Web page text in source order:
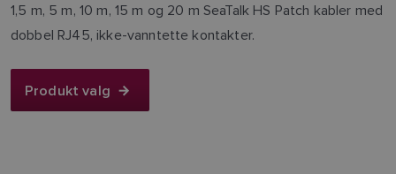
1,5 m, 5 m, 10 m, 15 m og 20 m SeaTalk HS Patch kabler med
dobbel RJ45, ikke-vanntette kontakter.
Produkt valg